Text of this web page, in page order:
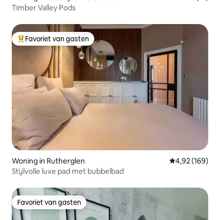
Timber Valley Pods
Topfavoriet van gasten
Favoriet van gasten
Woning in Rutherglen Gemiddelde
4,92 (169)
Stijlvolle luxe pad met bubbelbad
Favoriet van gasten
Favoriet van gasten